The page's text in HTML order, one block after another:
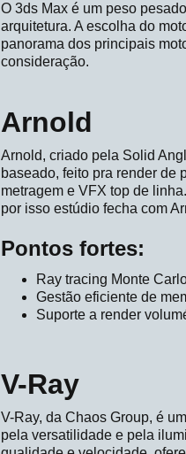
O 3ds Max é um peso
arquitetura. A escolha do
panorama dos principais
consideração.
Arnold
Arnold, criado pela Solid
baseado, feito pra render de
metragem e VFX top de
por isso estúdio fecha com
Pontos fortes:
Ray tracing Monte
Gestão eficiente de
Suporte a render
V-Ray
V-Ray, da Chaos Group, é
pela versatilidade e pela